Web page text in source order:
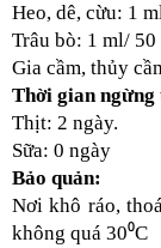
Heo, dê, cừu: 1
Trâu bò: 1 ml/
Gia cầm, thủy
Thời gian ngừng
Thịt: 2 ngày.
Sữa: 0 ngày
Bảo quản:
Nơi khô ráo,
không quá 30⁰C